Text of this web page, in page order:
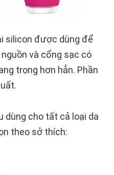
silicon được dùng để
và cổng sạc có
trọng hơn hẳn. Phần
dùng cho tất cả loại da
theo sở thích: